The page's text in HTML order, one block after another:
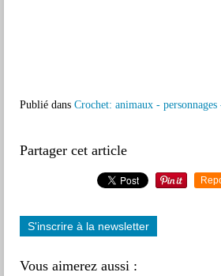
Publié dans Crochet: animaux -
Partager cet article
S'inscrire à la newsletter
Vous aimerez aussi :